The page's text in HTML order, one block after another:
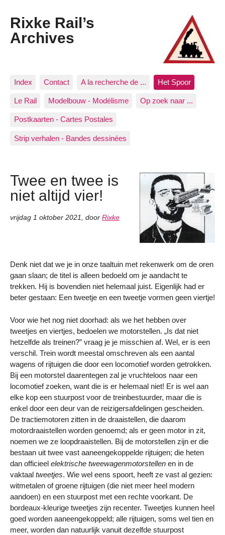
Rixke Rail’s
Archives
Index Contact A la recherche de ... Het Spoor
Le Rail Modelbouw - Modélisme Op zoek naar ...
Postkaarten - Cartes Postales
Strip verhalen - Bandes dessinées
Twee en twee is
niet altijd vier!
vrijdag 1 oktober 2021, door Rixke
Denk niet dat we je in onze taaltuin met rekenwerk om de oren
gaan slaan; de titel is alleen bedoeld om je aandacht te
trekken. Hij is bovendien niet helemaal juist. Eigenlijk had er
beter gestaan: Een tweetje en een tweetje vormen geen viertje!
Voor wie het nog niet doorhad: als we het hebben over
tweetjes en viertjes, bedoelen we motorstellen. „Is dat niet
hetzelfde als treinen?” vraag je je misschien af. Wel, er is een
verschil. Trein wordt meestal omschreven als een aantal
wagens of rijtuigen die door een locomotief worden getrokken.
Bij een motorstel daarentegen zal je vruchteloos naar een
locomotief zoeken, want die is er helemaal niet! Er is wel aan
elke kop een stuurpost voor de treinbestuurder, maar die is
enkel door een deur van de reizigersafdelingen gescheiden.
De tractiemotoren zitten in de draaistellen, die daarom
motordraaistellen worden genoemd; als er geen motor in zit,
noemen we ze loopdraaistellen. Bij de motorstellen zijn er die
bestaan uit twee vast aaneengekoppelde rijtuigen; die heten
dan officieel elektrische tweewagenmotorstellen en in de
vaktaal tweetjes. Wie wel eens spoort, heeft ze vast al gezien:
witmetalen of groene rijtuigen (die niet meer heel modern
aandoen) en een stuurpost met een rechte voorkant. De
bordeaux-kleurige tweetjes zijn recenter. Tweetjes kunnen heel
goed worden aaneengekoppeld; alle rijtuigen, soms wel tien en
meer, worden dan natuurlijk vanuit dezelfde stuurpost